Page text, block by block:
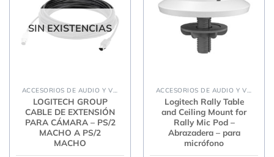
SIN EXISTENCIAS
ACCESORIOS DE AUDIO Y VIDEO
LOGITECH GROUP
CABLE DE EXTENSIÓN
PARA CÁMARA – PS/2
MACHO A PS/2
MACHO
ACCESORIOS DE AUDIO Y VIDEO
Logitech Rally Table
and Ceiling Mount for
Rally Mic Pod –
Abrazadera – para
micrófono